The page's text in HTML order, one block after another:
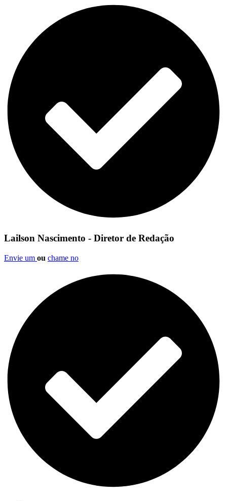
Lailson Nascimento - Diretor de Redação
Envie um ou chame no